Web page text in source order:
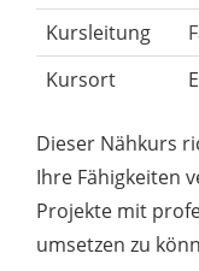
Kursleitung
Kursort
Dieser Nähkurs
Ihre Fähigkeiten
Projekte mit
umsetzen zu